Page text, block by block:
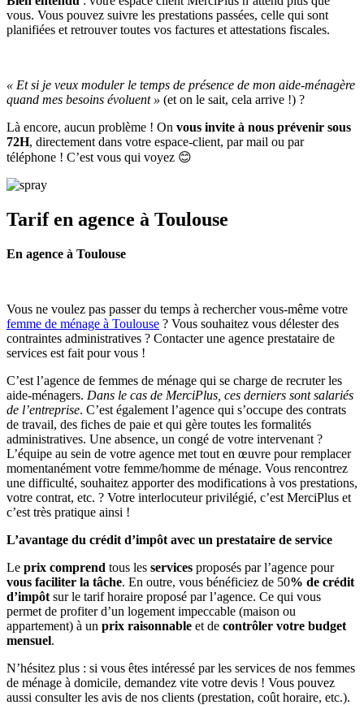
vous. Vous pouvez suivre les prestations passées, celle qui sont
planifiées et retrouver toutes vos factures et attestations fiscales.
« Et si je veux moduler le temps de présence de mon aide-ménagère
quand mes besoins évoluent » (et on le sait, cela arrive !) ?
Là encore, aucun problème ! On vous invite à nous prévenir sous
72H, directement dans votre espace-client, par mail ou par
téléphone ! C’est vous qui voyez 😊
Tarif en agence à Toulouse
En agence à Toulouse
Vous ne voulez pas passer du temps à rechercher vous-même votre
femme de ménage à Toulouse ? Vous souhaitez vous délester des
contraintes administratives ? Contacter une agence prestataire de
services est fait pour vous !
C’est l’agence de femmes de ménage qui se charge de recruter les
aide-ménagers. Dans le cas de MerciPlus, ces derniers sont salariés
de l’entreprise. C’est également l’agence qui s’occupe des contrats
de travail, des fiches de paie et qui gère toutes les formalités
administratives. Une absence, un congé de votre intervenant ?
L’équipe au sein de votre agence met tout en œuvre pour remplacer
momentanément votre femme/homme de ménage. Vous rencontrez
une difficulté, souhaitez apporter des modifications à vos prestations,
votre contrat, etc. ? Votre interlocuteur privilégié, c’est MerciPlus et
c’est très pratique ainsi !
L’avantage du crédit d’impôt avec un prestataire de service
Le prix comprend tous les services proposés par l’agence pour
vous faciliter la tâche. En outre, vous bénéficiez de 50% de crédit
d’impôt sur le tarif horaire proposé par l’agence. Ce qui vous
permet de profiter d’un logement impeccable (maison ou
appartement) à un prix raisonnable et de contrôler votre budget
mensuel.
N’hésitez plus : si vous êtes intéressé par les services de nos femmes
de ménage à domicile, demandez vite votre devis ! Vous pouvez
aussi consulter les avis de nos clients (prestation, coût horaire, etc.).